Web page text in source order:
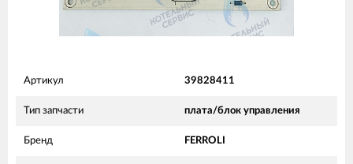
Артикул 39828411
Тип запчасти плата/блок управления
Бренд FERROLI